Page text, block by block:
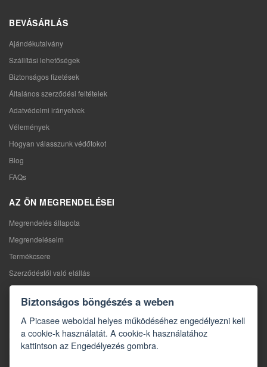
BEVÁSÁRLÁS
Ajándékutalvány
Szállítási lehetőségek
Biztonságos fizetések
Általános szerződési feltételek
Adatvédelmi irányelvek
Vélemények
Hogyan válasszunk védőtokot
Blog
FAQs
AZ ÖN MEGRENDELÉSEI
Megrendelés állapota
Megrendeléseim
Termékcsere
Szerződéstől való elállás
Reklamáció
Kapcsolat
Kapcsolatfelvételi űrlap
Biztonságos böngészés a weben
A Picasee weboldal helyes működéséhez engedélyezni kell
a cookie-k használatát. A cookie-k használatához
kattintson az Engedélyezés gombra.